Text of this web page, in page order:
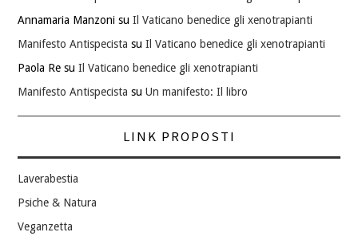
Annamaria Manzoni suIl Vaticano benedice gli xenotrapianti
Manifesto Antispecista suIl Vaticano benedice gli xenotrapianti
Paola Re suIl Vaticano benedice gli xenotrapianti
Manifesto Antispecista suUn manifesto: Il libro
LINK PROPOSTI
Laverabestia
Psiche & Natura
Veganzetta